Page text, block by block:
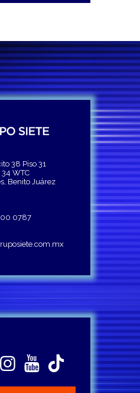
38 Piso 31
WTC
Benito Juárez
0787